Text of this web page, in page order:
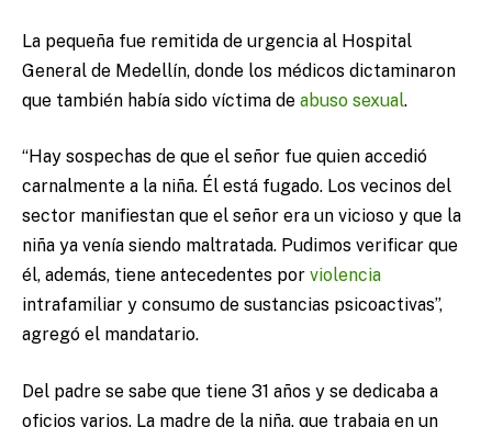
La pequeña fue remitida de urgencia al Hospital
General de Medellín, donde los médicos dictaminaron
que también había sido víctima de abuso sexual.
“Hay sospechas de que el señor fue quien accedió
carnalmente a la niña. Él está fugado. Los vecinos del
sector manifiestan que el señor era un vicioso y que la
niña ya venía siendo maltratada. Pudimos verificar que
él, además, tiene antecedentes por violencia
intrafamiliar y consumo de sustancias psicoactivas”,
agregó el mandatario.
Del padre se sabe que tiene 31 años y se dedicaba a
oficios varios. La madre de la niña, que trabaja en un